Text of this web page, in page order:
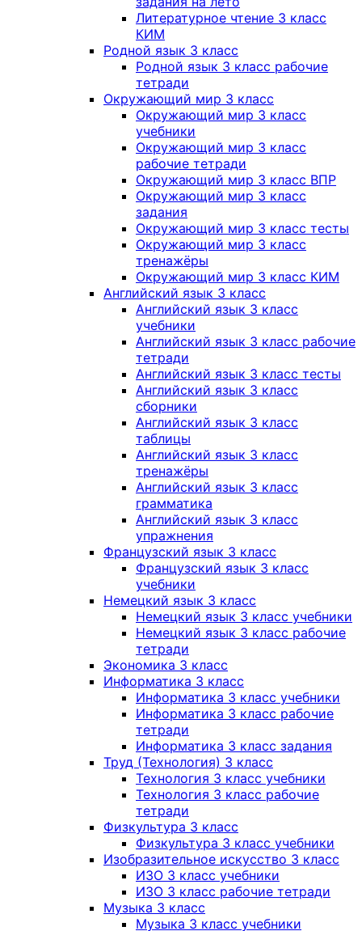
Литературное чтение 3 класс
КИМ
Родной язык 3 класс
Родной язык 3 класс рабочие
тетради
Окружающий мир 3 класс
Окружающий мир 3 класс
учебники
Окружающий мир 3 класс
рабочие тетради
Окружающий мир 3 класс ВПР
Окружающий мир 3 класс
задания
Окружающий мир 3 класс тесты
Окружающий мир 3 класс
тренажёры
Окружающий мир 3 класс КИМ
Английский язык 3 класс
Английский язык 3 класс
учебники
Английский язык 3 класс рабочие
тетради
Английский язык 3 класс тесты
Английский язык 3 класс
сборники
Английский язык 3 класс
таблицы
Английский язык 3 класс
тренажёры
Английский язык 3 класс
грамматика
Английский язык 3 класс
упражнения
Французский язык 3 класс
Французский язык 3 класс
учебники
Немецкий язык 3 класс
Немецкий язык 3 класс учебники
Немецкий язык 3 класс рабочие
тетради
Экономика 3 класс
Информатика 3 класс
Информатика 3 класс учебники
Информатика 3 класс рабочие
тетради
Информатика 3 класс задания
Труд (Технология) 3 класс
Технология 3 класс учебники
Технология 3 класс рабочие
тетради
Физкультура 3 класс
Физкультура 3 класс учебники
Изобразительное искусство 3 класс
ИЗО 3 класс учебники
ИЗО 3 класс рабочие тетради
Музыка 3 класс
Музыка 3 класс учебники